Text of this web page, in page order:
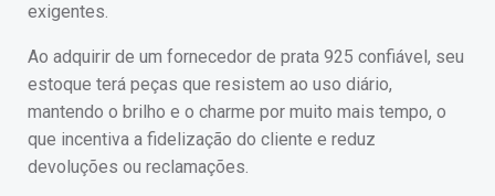
exigentes.
Ao adquirir de um fornecedor de prata 925 confiável, seu
estoque terá peças que resistem ao uso diário,
mantendo o brilho e o charme por muito mais tempo, o
que incentiva a fidelização do cliente e reduz
devoluções ou reclamações.